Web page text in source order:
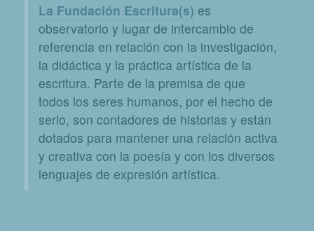
La Fundación Escritura(s) es
observatorio y lugar de intercambio de
referencia en relación con la investigación,
la didáctica y la práctica artística de la
escritura. Parte de la premisa de que
todos los seres humanos, por el hecho de
serlo, son contadores de historias y están
dotados para mantener una relación activa
y creativa con la poesía y con los diversos
lenguajes de expresión artística.